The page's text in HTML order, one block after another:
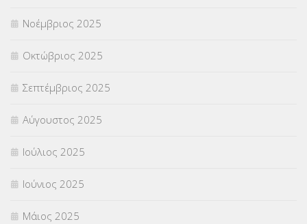
ΥΠΟΤΡΟΦΙΕΣ(28)
ΦΥΣΙΚΗ ΑΓΩΓΗ(692)
Χωρίς κατηγορία(55)
Νοέμβριος 2025
Οκτώβριος 2025
Σεπτέμβριος 2025
Αύγουστος 2025
Ιούλιος 2025
Ιούνιος 2025
Μάιος 2025